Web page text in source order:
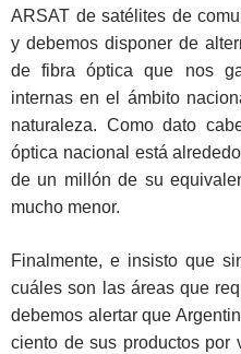
ARSAT de satélites de
y debemos disponer de
de fibra óptica que nos
internas en el ámbito
naturaleza. Como dato
óptica nacional está
de un millón de su
mucho menor.
Finalmente, e insisto que
cuáles son las áreas que
debemos alertar que
ciento de sus productos por